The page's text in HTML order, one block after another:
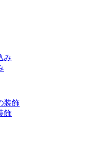
飾